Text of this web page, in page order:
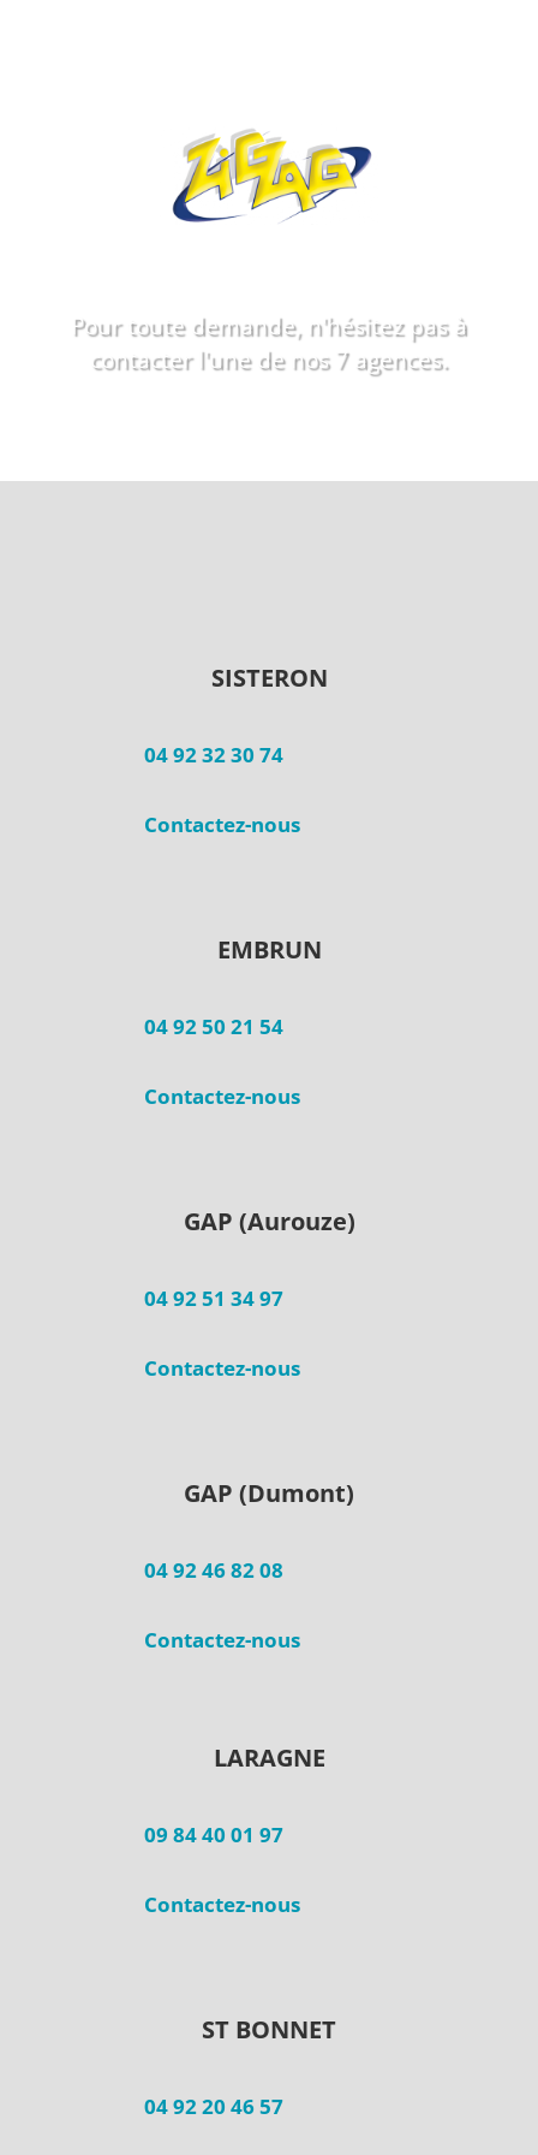
Pour toute demande, n'hésitez pas à
contacter l'une de nos 7 agences.
SISTERON
04 92 32 30 74
Contactez-nous
EMBRUN
04 92 50 21 54
Contactez-nous
GAP (Aurouze)
04 92 51 34 97
Contactez-nous
GAP (Dumont)
04 92 46 82 08
Contactez-nous
LARAGNE
09 84 40 01 97
Contactez-nous
ST BONNET
04 92 20 46 57